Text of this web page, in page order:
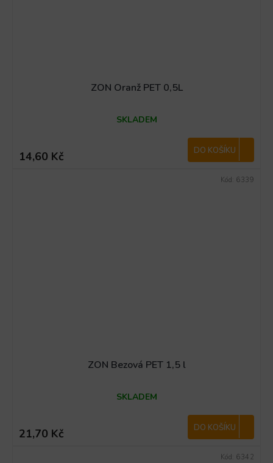
ZON Oranž PET 0,5L
SKLADEM
14,60 Kč DO KOŠÍKU
ZON Bezová PET 1,5 l
SKLADEM
21,70 Kč DO KOŠÍKU
Kód: 6339
Kód: 6342